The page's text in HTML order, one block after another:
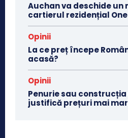
Auchan va deschide un
cartierul rezidențial
Opinii
La ce preț începe
acasă?
Opinii
Penurie sau
justifică prețuri mai